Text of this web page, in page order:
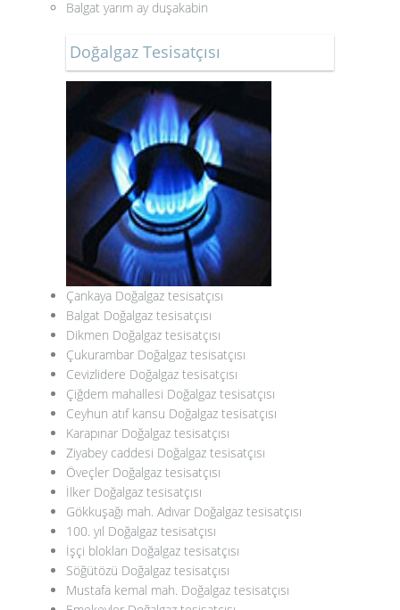
Balgat yarım ay duşakabin
Doğalgaz Tesisatçısı
Çankaya Doğalgaz tesisatçısı
Balgat Doğalgaz tesisatçısı
Dikmen Doğalgaz tesisatçısı
Çukurambar Doğalgaz tesisatçısı
Cevizlidere Doğalgaz tesisatçısı
Çiğdem mahallesi Doğalgaz tesisatçısı
Ceyhun atıf kansu Doğalgaz tesisatçısı
Karapınar Doğalgaz tesisatçısı
Ziyabey caddesi Doğalgaz tesisatçısı
Öveçler Doğalgaz tesisatçısı
İlker Doğalgaz tesisatçısı
Gökkuşağı mah. Adıvar Doğalgaz tesisatçısı
100. yıl Doğalgaz tesisatçısı
İşçi blokları Doğalgaz tesisatçısı
Söğütözü Doğalgaz tesisatçısı
Mustafa kemal mah. Doğalgaz tesisatçısı